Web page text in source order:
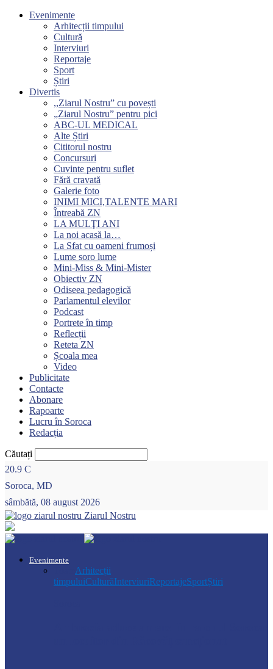
Evenimente
Arhitecții timpului
Cultură
Interviuri
Reportaje
Sport
Știri
Divertis
,,Ziarul Nostru” cu povești
„Ziarul Nostru” pentru pici
ABC-UL MEDICAL
Alte Știri
Cititorul nostru
Concursuri
Cuvinte pentru suflet
Fără cravată
Galerie foto
INIMI MICI,TALENTE MARI
Întreabă ZN
LA MULŢI ANI
La noi acasă la…
La Sfat cu oameni frumoși
Lume soro lume
Mini-Miss & Mini-Mister
Obiectiv ZN
Odiseea pedagogică
Parlamentul elevilor
Podcast
Portrete în timp
Reflecții
Reteta ZN
Școala mea
Video
Publicitate
Contacte
Abonare
Rapoarte
Lucru în Soroca
Redacția
Căutați
20.9 C
Soroca, MD
sâmbătă, 08 august 2026
Ziarul Nostru
Evenimente
Arhitecții
timpuluiCulturăInterviuriReportajeSportȘtiri